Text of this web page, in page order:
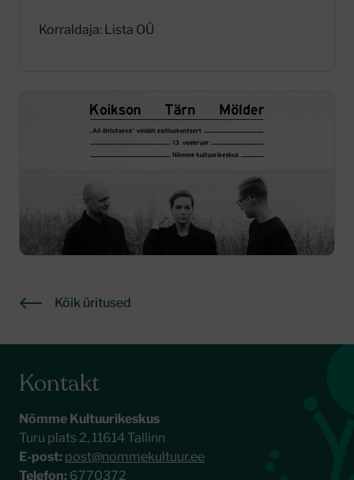
Korraldaja: Lista OÜ
Kõik üritused
Kontakt
Nõmme Kultuurikeskus
Turu plats 2, 11614 Tallinn
E-post: post@nommekultuur.ee
Telefon: 6770372